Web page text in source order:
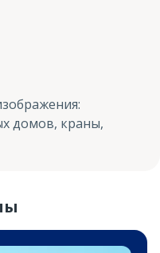
:
домов, краны,